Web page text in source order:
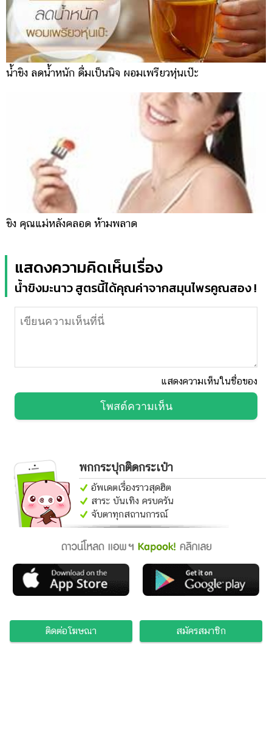
น้ำขิง ลดน้ำหนัก ดื่มเป็นนิจ ผอมเพรียวหุ่นเป๊ะ
ขิง คุณแม่หลังคลอด ห้ามพลาด
แสดงความคิดเห็นเรื่อง
น้ำขิงมะนาว สูตรนี้ได้คุณค่าจากสมุนไพรคูณสอง !
แสดงความเห็นในชื่อของ
โพสต์ความเห็น
พกกระปุกติดกระเป๋า
อัพเดตเรื่องราวสุดฮิต
สาระ บันเทิง ครบครัน
จับตาทุกสถานการณ์
ติดต่อโฆษณา สมัครสมาชิก